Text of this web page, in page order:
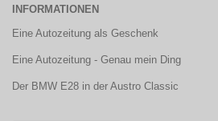
INFORMATIONEN
Eine Autozeitung als Geschenk
Eine Autozeitung - Genau mein Ding
Der BMW E28 in der Austro Classic